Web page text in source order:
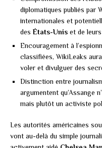
diplomatiques publiés par
internationales et
des États-Unis et de
Encouragement à
classifiées, WikiLeaks
voler et divulguer des
Distinction entre
argumentent qu’Assange
mais plutôt un activiste
Les autorités américaines
vont au-delà du simple